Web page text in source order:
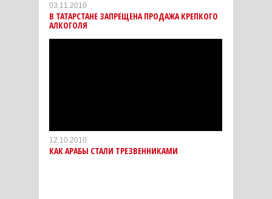
03.11.2010
В ТАТАРСТАНЕ ЗАПРЕЩЕНА ПРОДАЖА КРЕПКОГО
АЛКОГОЛЯ
12.10.2010
КАК АРАБЫ СТАЛИ ТРЕЗВЕННИКАМИ